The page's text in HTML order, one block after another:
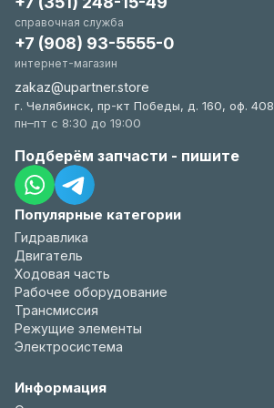
Популярные категории
Гидравлика
Двигатель
Ходовая часть
Рабочее оборудование
Трансмиссия
Режущие элементы
Электросистема
Информация
справочная служба
+7 (908) 93-5555-0
интернет-магазин
zakaz@upartner.store
г. Челябинск, пр-кт Победы, д. 160, оф. 408
пн–пт с 8:30 до 19:00
Подберём запчасти - пишите